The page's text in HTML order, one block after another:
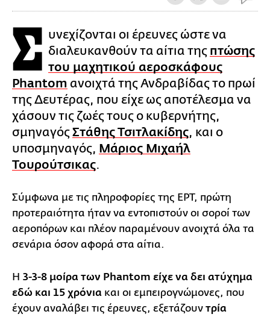
Σ υνεχίζονται οι έρευνες ώστε να
διαλευκανθούν τα αίτια της πτώσης
του μαχητικού αεροσκάφους
Phantom ανοιχτά της Ανδραβίδας το πρωί
της Δευτέρας, που είχε ως αποτέλεσμα να
χάσουν τις ζωές τους ο κυβερνήτης,
σμηναγόςΣτάθης Τσιτλακίδης, και ο
υποσμηναγός, Μάριος Μιχαήλ
Τουρούτσικας.
Σύμφωνα με τις πληροφορίες της ΕΡΤ, πρώτη
προτεραιότητα ήταν να εντοπιστούν οι σοροί των
αεροπόρων και πλέον παραμένουν ανοιχτά όλα τα
σενάρια όσον αφορά στα αίτια.
Η 3-3-8 μοίρα των Phantom είχε να δει ατύχημα
εδώ και 15 χρόνια και οι εμπειρογνώμονες, που
έχουν αναλάβει τις έρευνες, εξετάζουν τρία